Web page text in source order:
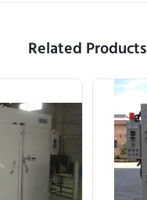
Related Products